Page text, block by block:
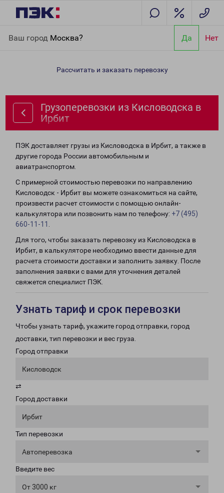
Ваш город Москва? Да Нет
Ирбит
Рассчитать и заказать перевозку
Грузоперевозки из Кисловодска в
Ирбит
ПЭК доставляет грузы из Кисловодска в Ирбит, а также в
другие города России автомобильным и
авиатранспортом.
С примерной стоимостью перевозки по направлению
Кисловодск - Ирбит вы можете ознакомиться на сайте,
произвести расчет стоимости с помощью онлайн-
калькулятора или позвонить нам по телефону: +7 (495)
660-11-11
Для того, чтобы заказать перевозку из Кисловодска в
Ирбит, в калькуляторе необходимо ввести данные для
расчета стоимости доставки и заполнить заявку. После
заполнения заявки с вами для уточнения деталей
свяжется специалист ПЭК.
Узнать тариф и срок перевозки
Чтобы узнать тариф, укажите город отправки, город
доставки, тип перевозки и вес груза.
Город отправки
Кисловодск
⇄
Город доставки
Ирбит
Тип перевозки
Автоперевозка
Введите вес
От 3000 кг